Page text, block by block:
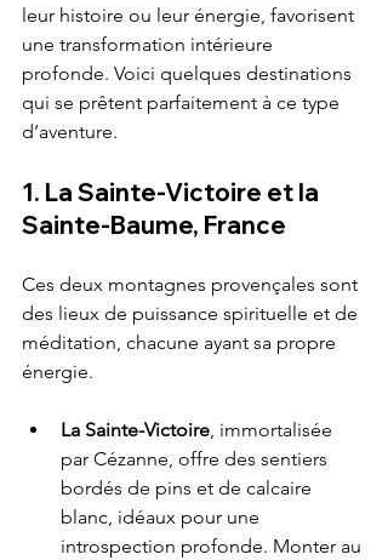
leur histoire ou leur énergie, favorisent
une transformation intérieure
profonde. Voici quelques destinations
qui se prêtent parfaitement à ce type
d’aventure.
1. La Sainte-Victoire et la
Sainte-Baume, France
Ces deux montagnes provençales sont
des lieux de puissance spirituelle et de
méditation, chacune ayant sa propre
énergie.
La Sainte-Victoire, immortalisée
par Cézanne, offre des sentiers
bordés de pins et de calcaire
blanc, idéaux pour une
introspection profonde. Monter au